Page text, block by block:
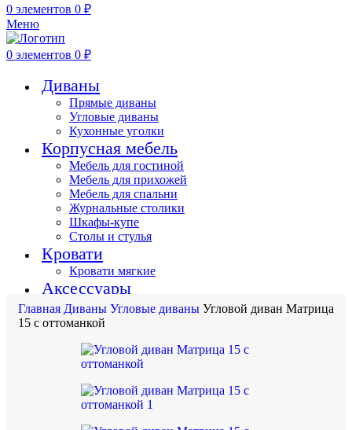
0 элементов 0 ₽
Меню
0 элементов 0 ₽
Диваны
Прямые диваны
Угловые диваны
Кухонные уголки
Корпусная мебель
Мебель для гостиной
Мебель для прихожей
Мебель для спальни
Журнальные столики
Шкафы-купе
Столы и стулья
Кровати
Кровати мягкие
Аксессуары
8 (985) 911-78-31
Главная Диваны Угловые диваны Угловой диван Матрица
15 с оттоманкой